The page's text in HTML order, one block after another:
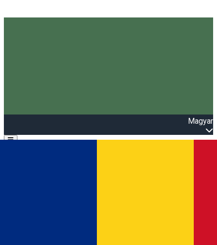
Magyar
Open main menu